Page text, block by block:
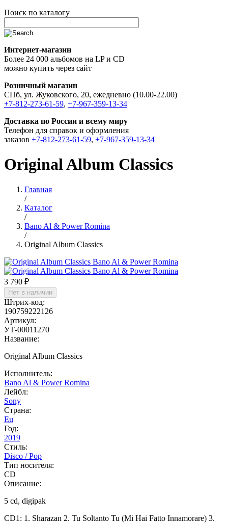
Поиск по каталогу
Интернет-магазин
Более 24 000 альбомов на LP и CD
можно купить через сайт
Розничный магазин
СПб, ул. Жуковского, 20, ежедневно (10.00-22.00)
+7-812-273-61-59, +7-967-359-13-34
Доставка по России и всему миру
Телефон для справок и оформления
заказов +7-812-273-61-59, +7-967-359-13-34
Original Album Classics
Главная
/
Каталог
/
Bano Al & Power Romina
/
Original Album Classics
3 790 ₽
Нет в наличии
Штрих-код:
190759222126
Артикул:
УТ-00011270
Название:
Original Album Classics
Исполнитель:
Bano Al & Power Romina
Лейбл:
Sony
Страна:
Eu
Год:
2019
Стиль:
Disco / Pop
Тип носителя:
CD
Описание:
5 cd, digipak
CD1: 1. Sharazan 2. Tu Soltanto Tu (Mi Hai Fatto Innamorare) 3.